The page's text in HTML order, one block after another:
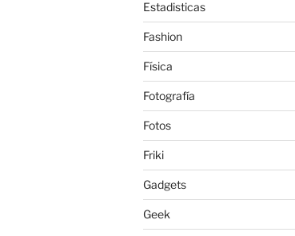
Estadisticas
Fashion
Física
Fotografía
Fotos
Friki
Gadgets
Geek